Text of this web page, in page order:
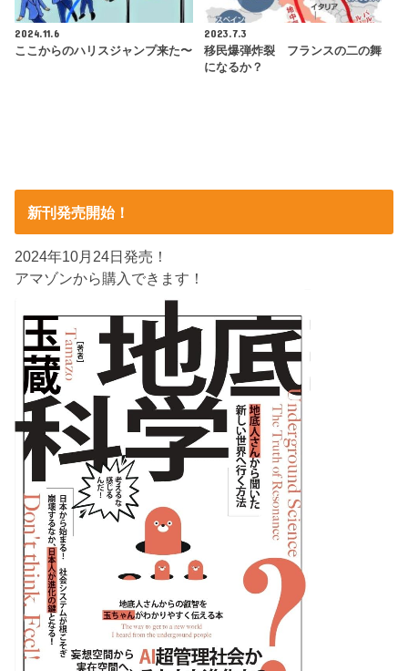
2024.11.6
ここからのハリスジャンプ来た〜
2023.7.3
移民爆弾炸裂 フランスの二の舞
になるか？
新刊発売開始！
2024年10月24日発売！
アマゾンから購入できます！